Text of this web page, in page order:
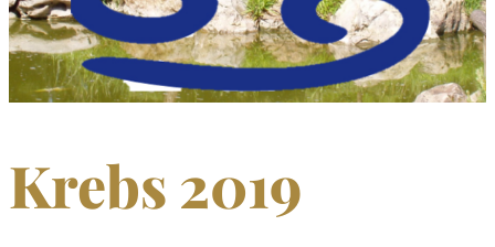
Krebs 2019